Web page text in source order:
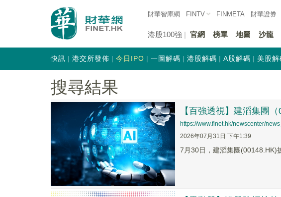
財華智庫網 FINTV FINMETA 財華證券
港股100強 官網 榜單 地圖 沙龍
快訊 港交所發佈 今日IPO 一圖解碼 港股解碼 A股解碼 美股解
搜尋結果
【百強透視】建滔集團
https://www.finet.hk/newscenter/
2026年07月31日 下午1:39
7月30日，建滔集團(00148.HK)